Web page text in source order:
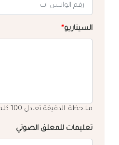
السيناريو*
ملاحظة: الدقيقة تعادل 100 كلمة باللغة العربية
تعليمات للمعلق الصوتي